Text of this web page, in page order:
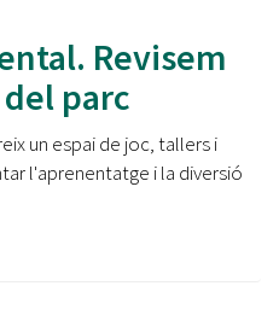
Revisem
parc
un espai de joc, tallers i
l'aprenentatge i la diversió